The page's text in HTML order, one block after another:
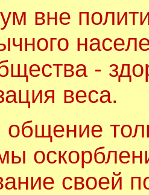
вне
-
веса.
своей